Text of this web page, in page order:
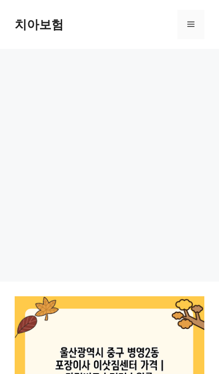
content치아보험 Menu